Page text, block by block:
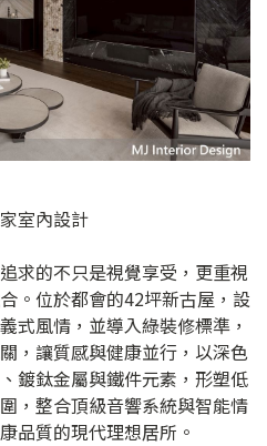
室內設計
求的不只是視覺享受，更重視
。位於都會的42坪新古屋，設
式風情，並導入綠裝修標準，
，讓質感與健康並行，以深色
鍍鈦金屬與鐵件元素，形塑低
，整合頂級音響系統與智能情
品質的現代理想居所。